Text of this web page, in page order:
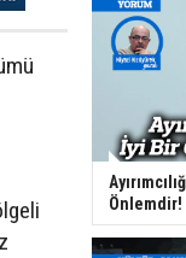
Önlemdir!